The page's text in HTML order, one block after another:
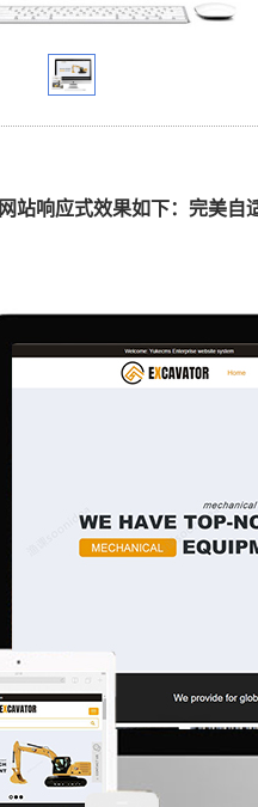
网站响应式效果如下：完美自